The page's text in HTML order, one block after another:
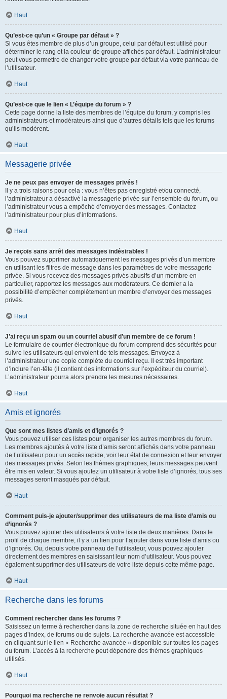
Haut
Qu’est-ce qu’un « Groupe par défaut » ?
Si vous êtes membre de plus d’un groupe, celui par défaut est utilisé pour
déterminer le rang et la couleur de groupe affichés par défaut. L’administrateur
peut vous permettre de changer votre groupe par défaut via votre panneau de
l’utilisateur.
Haut
Qu’est-ce que le lien « L’équipe du forum » ?
Cette page donne la liste des membres de l’équipe du forum, y compris les
administrateurs et modérateurs ainsi que d’autres détails tels que les forums
qu’ils modèrent.
Haut
Messagerie privée
Je ne peux pas envoyer de messages privés !
Il y a trois raisons pour cela : vous n’êtes pas enregistré et/ou connecté,
l’administrateur a désactivé la messagerie privée sur l’ensemble du forum, ou
l’administrateur vous a empêché d’envoyer des messages. Contactez
l’administrateur pour plus d’informations.
Haut
Je reçois sans arrêt des messages indésirables !
Vous pouvez supprimer automatiquement les messages privés d’un membre
en utilisant les filtres de message dans les paramètres de votre messagerie
privée. Si vous recevez des messages privés abusifs d’un membre en
particulier, rapportez les messages aux modérateurs. Ce dernier a la
possibilité d’empêcher complètement un membre d’envoyer des messages
privés.
Haut
J’ai reçu un spam ou un courriel abusif d’un membre de ce forum !
Le formulaire de courrier électronique du forum comprend des sécurités pour
suivre les utilisateurs qui envoient de tels messages. Envoyez à
l’administrateur une copie complète du courriel reçu. Il est très important
d’inclure l’en-tête (il contient des informations sur l’expéditeur du courriel).
L’administrateur pourra alors prendre les mesures nécessaires.
Haut
Amis et ignorés
Que sont mes listes d’amis et d’ignorés ?
Vous pouvez utiliser ces listes pour organiser les autres membres du forum.
Les membres ajoutés à votre liste d’amis seront affichés dans votre panneau
de l’utilisateur pour un accès rapide, voir leur état de connexion et leur envoyer
des messages privés. Selon les thèmes graphiques, leurs messages peuvent
être mis en valeur. Si vous ajoutez un utilisateur à votre liste d’ignorés, tous ses
messages seront masqués par défaut.
Haut
Comment puis-je ajouter/supprimer des utilisateurs de ma liste d’amis ou
d’ignorés ?
Vous pouvez ajouter des utilisateurs à votre liste de deux manières. Dans le
profil de chaque membre, il y a un lien pour l’ajouter dans votre liste d’amis ou
d’ignorés. Ou, depuis votre panneau de l’utilisateur, vous pouvez ajouter
directement des membres en saisissant leur nom d’utilisateur. Vous pouvez
également supprimer des utilisateurs de votre liste depuis cette même page.
Haut
Recherche dans les forums
Comment rechercher dans les forums ?
Saisissez un terme à rechercher dans la zone de recherche située en haut des
pages d’index, de forums ou de sujets. La recherche avancée est accessible
en cliquant sur le lien « Recherche avancée » disponible sur toutes les pages
du forum. L’accès à la recherche peut dépendre des thèmes graphiques
utilisés.
Haut
Pourquoi ma recherche ne renvoie aucun résultat ?